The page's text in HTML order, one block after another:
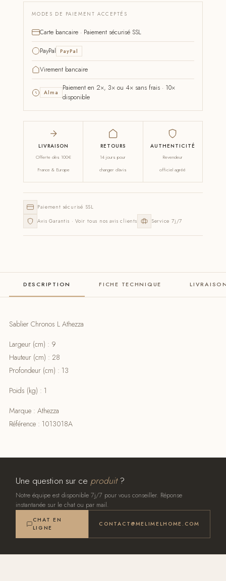
MODES DE PAIEMENT ACCEPTÉS
Carte bancaire · Paiement sécurisé SSL
PayPal PayPal
Virement bancaire
Alma
Paiement en 2×, 3× ou 4× sans frais · 10×
disponible
LIVRAISON
Offerte dès 100€
France & Europe
RETOURS
14 jours pour
changer d'avis
AUTHENTICITÉ
Revendeur
officiel agréé
Paiement sécurisé SSL
Avis Garantis · Voir tous nos avis clients
Service 7j/7
DESCRIPTION FICHE TECHNIQUE
Sablier Chronos L Athezza
Largeur (cm) : 9
Hauteur (cm) : 28
Profondeur (cm) : 13
Poids (kg) : 1
Marque : Athezza
Référence : 1013018A
Une question sur ce produit?
Notre équipe est disponible 7j/7 pour vous conseiller. Réponse
instantanée sur le chat ou par mail.
CHAT EN
LIGNE
CONTACT@MELIMELHOME.COM